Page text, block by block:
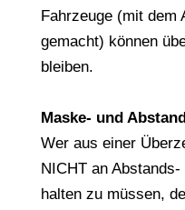
Fahrzeuge (mit dem
gemacht) können
bleiben.
Maske- und
Wer aus einer
NICHT an
halten zu müssen,